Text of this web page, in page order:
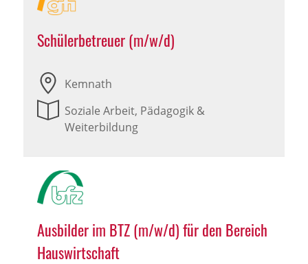
Schülerbetreuer (m/w/d)
Kemnath
Soziale Arbeit, Pädagogik &
Weiterbildung
Ausbilder im BTZ (m/w/d) für den Bereich
Hauswirtschaft